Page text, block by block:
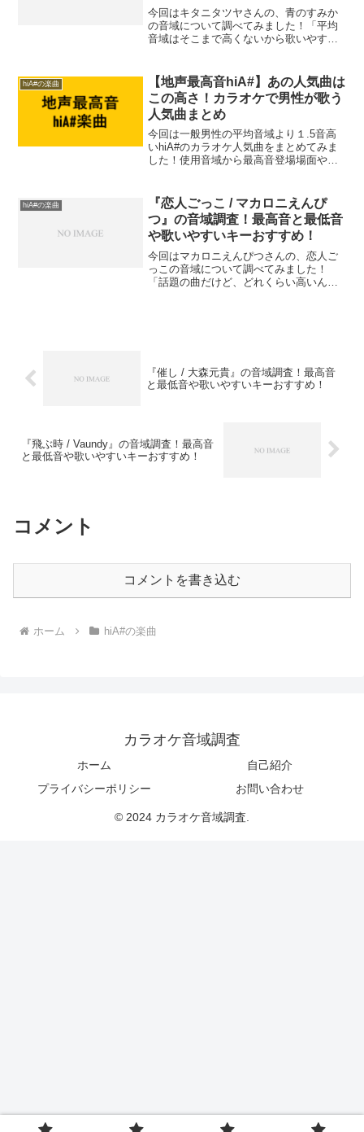
今回はキタニタツヤさんの、青のすみか
の音域について調べてみました！「平均
音域はそこまで高くないから歌いやす
ないでしょうか？この記事では、『青の
すみか』の音域（最低音〜最...
hiA#の楽曲
【地声最高音hiA#】あの人気曲は
この高さ！カラオケで男性が歌う
人気曲まとめ
今回は一般男性の平均音域より１.5音高
いhiA#のカラオケ人気曲をまとめてみま
した！使用音域から最高音登場場面や楽
的な主観なので、あくまで参考程度に見
ていただけたらと思...
hiA#の楽曲
『恋人ごっこ / マカロニえんぴ
つ』の音域調査！最高音と最低音
や歌いやすいキーおすすめ！
今回はマカロニえんぴつさんの、恋人ご
っこの音域について調べてみました！
「話題の曲だけど、どれくらい高いんだ
『催し / 大森元貴』の音域調査！最高音
と最低音や歌いやすいキーおすすめ！
『飛ぶ時 / Vaundy』の音域調査！最高音
と最低音や歌いやすいキーおすすめ！
コメント
コメントを書き込む
ホーム hiA#の楽曲
カラオケ音域調査
ホーム
自己紹介
プライバシーポリシー
お問い合わせ
© 2024 カラオケ音域調査.